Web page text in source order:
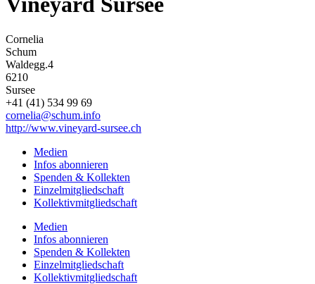
Cornelia
Schum
Waldegg.4
6210
Sursee
+41 (41) 534 99 69
cornelia@schum.info
http://www.vineyard-sursee.ch
Medien
Infos abonnieren
Spenden & Kollekten
Einzelmitgliedschaft
Kollektivmitgliedschaft
Medien
Infos abonnieren
Spenden & Kollekten
Einzelmitgliedschaft
Kollektivmitgliedschaft